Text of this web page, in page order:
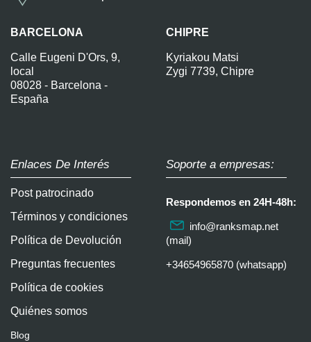
BARCELONA
Calle Eugeni D'Ors, 9,
local
08028 - Barcelona -
España
CHIPRE
Kyriakou Matsi
Zygi 7739, Chipre
Enlaces De Interés
Post patrocinado
Términos y condiciones
Política de Devolución
Preguntas frecuentes
Política de cookies
Quiénes somos
Blog
Soporte a empresas:
Respondemos en 24H-48h:
info@ranksmap.net
(mail)
+34654965870 (whatsapp)